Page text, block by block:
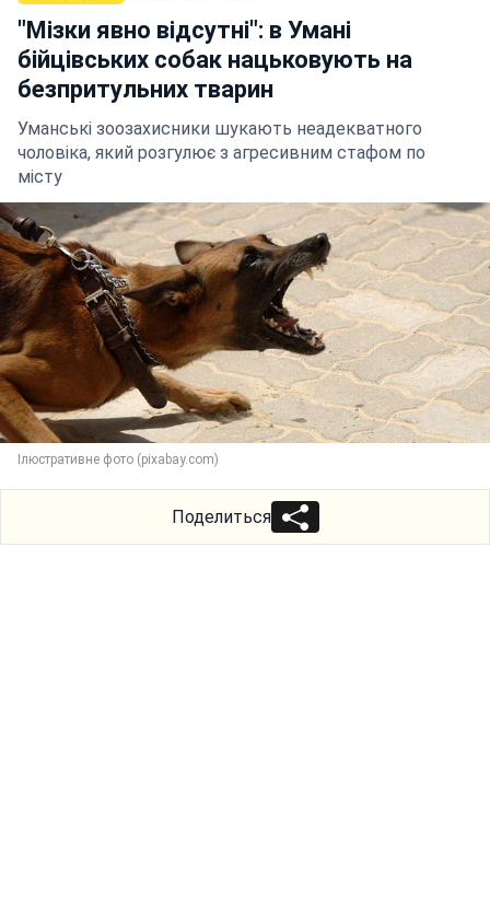
"Мізки явно відсутні": в Умані
бійцівських собак нацьковують на
безпритульних тварин
Уманські зоозахисники шукають неадекватного
чоловіка, який розгулює з агресивним стафом по
місту
Ілюстративне фото (pixabay.com)
Поделиться